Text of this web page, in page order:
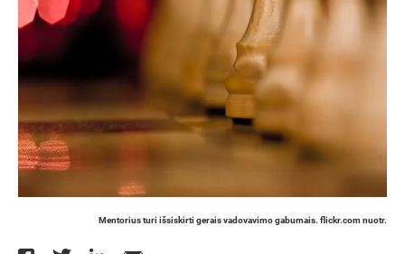
Mentorius turi išsiskirti gerais vadovavimo gabumais. flickr.com nuotr.